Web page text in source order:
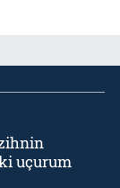
uçurum